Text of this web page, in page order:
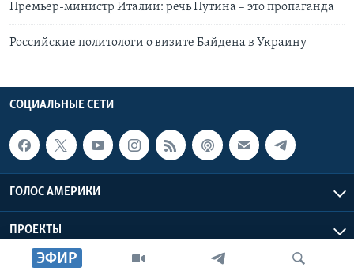
ЭФИР
Премьер-министр Италии: речь Путина – это пропаганда
Российские политологи о визите Байдена в Украину
СОЦИАЛЬНЫЕ СЕТИ
ГОЛОС АМЕРИКИ
ПРОЕКТЫ